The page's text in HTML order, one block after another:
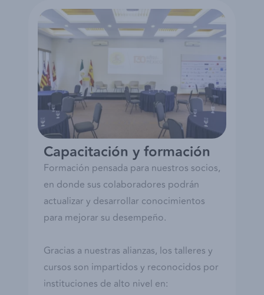
Capacitación y formación
Formación pensada para nuestros socios,
en donde sus colaboradores podrán
actualizar y desarrollar conocimientos
para mejorar su desempeño.
Gracias a nuestras alianzas, los talleres y
cursos son impartidos y reconocidos por
instituciones de alto nivel en: